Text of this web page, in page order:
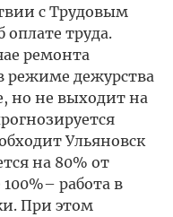
с Трудовым
труда.
ремонта
режиме дежурства
но не выходит на
Ульяновск
на 80% от
работа в
При этом